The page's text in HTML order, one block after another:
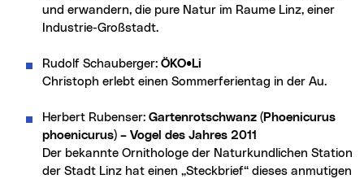
und erwandern, die pure Natur im Raume Linz, einer
Industrie-Großstadt.
Rudolf Schauberger: ÖKO•Li
Christoph erlebt einen Sommerferientag in der Au.
Herbert Rubenser: Gartenrotschwanz (Phoenicurus
phoenicurus) – Vogel des Jahres 2011
Der bekannte Ornithologe der Naturkundlichen Station
der Stadt Linz hat einen „Steckbrief“ dieses anmutigen